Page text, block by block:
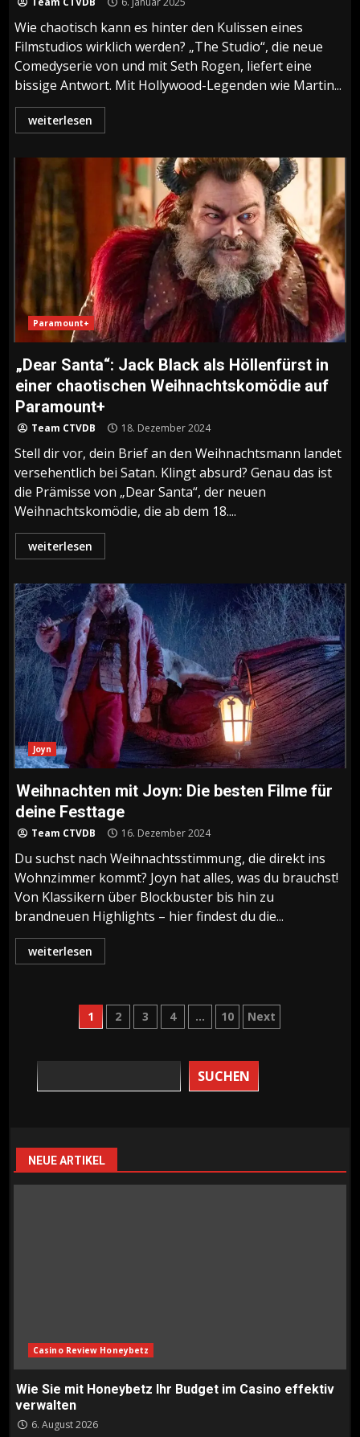
Wie chaotisch kann es hinter den Kulissen eines
Filmstudios wirklich werden? „The Studio“, die neue
Comedyserie von und mit Seth Rogen, liefert eine
bissige Antwort. Mit Hollywood-Legenden wie Martin...
weiterlesen
Paramount+
„Dear Santa“: Jack Black als Höllenfürst in
einer chaotischen Weihnachtskomödie auf
Paramount+
Team CTVDB 18. Dezember 2024
Stell dir vor, dein Brief an den Weihnachtsmann landet
versehentlich bei Satan. Klingt absurd? Genau das ist
die Prämisse von „Dear Santa“, der neuen
Weihnachtskomödie, die ab dem 18....
weiterlesen
Joyn
Weihnachten mit Joyn: Die besten Filme für
deine Festtage
Team CTVDB 16. Dezember 2024
Du suchst nach Weihnachtsstimmung, die direkt ins
Wohnzimmer kommt? Joyn hat alles, was du brauchst!
Von Klassikern über Blockbuster bis hin zu
brandneuen Highlights – hier findest du die...
weiterlesen
Seitennummerierung
1 2 3 4 … 10 Next
SUCHEN
NEUE ARTIKEL
Casino Review Honeybetz
Wie Sie mit Honeybetz Ihr Budget im Casino effektiv
verwalten
6. August 2026